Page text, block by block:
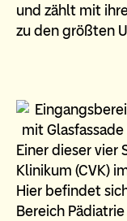
und zählt mit
zu den größten
Einer dieser vier
Klinikum (CVK)
Hier befindet
Bereich